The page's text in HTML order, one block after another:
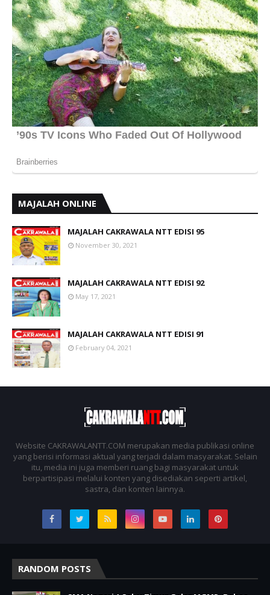
MAJALAH ONLINE
MAJALAH CAKRAWALA NTT EDISI 95
November 30, 2021
MAJALAH CAKRAWALA NTT EDISI 92
May 17, 2021
MAJALAH CAKRAWALA NTT EDISI 91
February 04, 2021
Website CAKRAWALANTT.COM merupakan media publikasi online
yang berisi informasi aktual yang terjadi dalam masyarakat. Selain
itu, media ini juga memberi ruang bagi masyarakat untuk
berpartisipasi melalui konten yang disediakan seperti artikel,
sastra, dan konten lainnya.
RANDOM POSTS